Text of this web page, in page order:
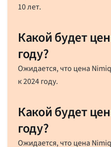
10 лет.
Какой будет
году?
Ожидается, что цена
к 2024 году.
Какой будет
году?
Ожидается, что цена